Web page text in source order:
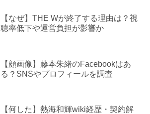
【なぜ】THE Wが終了する理由は？視
聴率低下や運営負担が影響か
【顔画像】藤本朱緒のFacebookはあ
る？SNSやプロフィールを調査
【何した】熱海和輝wiki経歴・契約解